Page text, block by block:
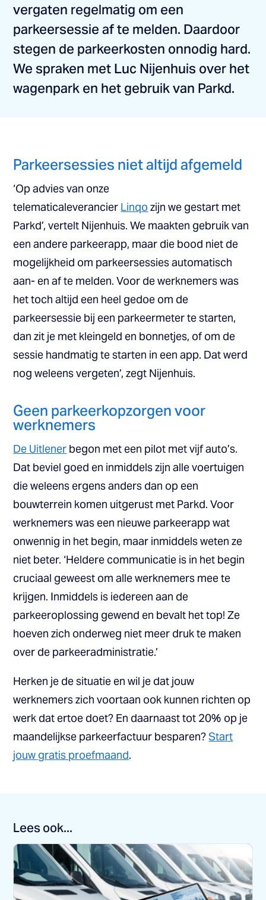
vergaten regelmatig om een
parkeersessie af te melden. Daardoor
stegen de parkeerkosten onnodig hard.
We spraken met Luc Nijenhuis over het
wagenpark en het gebruik van Parkd.
Parkeersessies niet altijd afgemeld
‘Op advies van onze
telematicaleverancier Linqo zijn we gestart met
Parkd’, vertelt Nijenhuis. We maakten gebruik van
een andere parkeerapp, maar die bood niet de
mogelijkheid om parkeersessies automatisch
aan- en af te melden. Voor de werknemers was
het toch altijd een heel gedoe om de
parkeersessie bij een parkeermeter te starten,
dan zit je met kleingeld en bonnetjes, of om de
sessie handmatig te starten in een app. Dat werd
nog weleens vergeten’, zegt Nijenhuis.
Geen parkeerkopzorgen voor
werknemers
De Uitlener begon met een pilot met vijf auto’s.
Dat beviel goed en inmiddels zijn alle voertuigen
die weleens ergens anders dan op een
bouwterrein komen uitgerust met Parkd. Voor
werknemers was een nieuwe parkeerapp wat
onwennig in het begin, maar inmiddels weten ze
niet beter. ‘Heldere communicatie is in het begin
cruciaal geweest om alle werknemers mee te
krijgen. Inmiddels is iedereen aan de
parkeeroplossing gewend en bevalt het top! Ze
hoeven zich onderweg niet meer druk te maken
over de parkeeradministratie.’
Herken je de situatie en wil je dat jouw
werknemers zich voortaan ook kunnen richten op
werk dat ertoe doet? En daarnaast tot 20% op je
maandelijkse parkeerfactuur besparen?Start
jouw gratis proefmaand.
Lees ook...